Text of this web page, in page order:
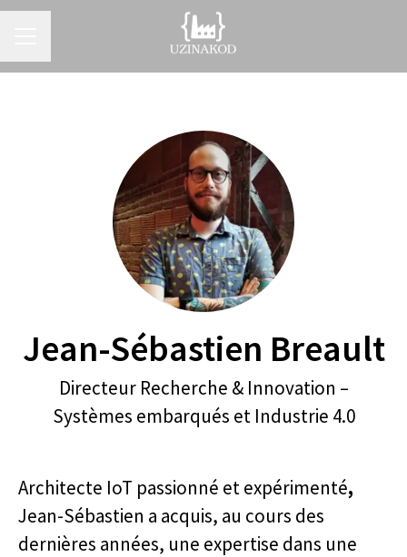
Jean-Sébastien Breault
Directeur Recherche & Innovation –
Systèmes embarqués et Industrie 4.0
Architecte IoT passionné et expérimenté,
Jean-Sébastien a acquis, au cours des
dernières années, une expertise dans une